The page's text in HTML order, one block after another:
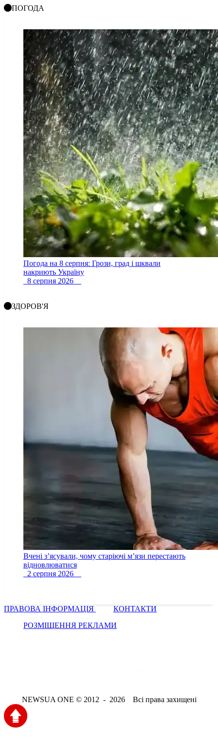
ПОГОДА
Погода на 8 серпня: Грози, град і шквали
накриють Україну
8 серпня 2026
ЗДОРОВ'Я
Вчені з’ясували, чому старіючі м’язи перестають
відновлюватися
2 серпня 2026
ПРАВОВА ІНФОРМАЦІЯ
КОНТАКТИ
РОЗМІЩЕННЯ РЕКЛАМИ
NEWSUA ONE © 2012 - 2026 Всі права захищені